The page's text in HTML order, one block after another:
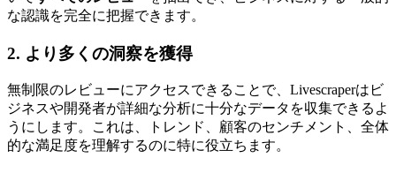
な認識を完全に把握できます。
2. より多くの洞察を獲得
無制限のレビューにアクセスできることで、Livescraperはビ
ジネスや開発者が詳細な分析に十分なデータを収集できるよ
うにします。これは、トレンド、顧客のセンチメント、全体
的な満足度を理解するのに特に役立ちます。